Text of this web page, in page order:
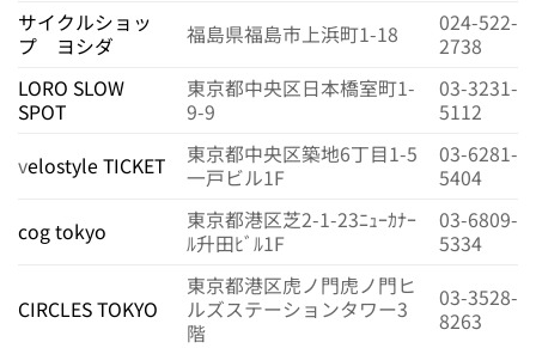
サイクルショッ
プ ヨシダ
福島県福島市上浜町1-18
024-522-
2738
LORO SLOW
SPOT
東京都中央区日本橋室町1-
9-9
03-3231-
5112
velostyle TICKET
東京都中央区築地6丁目1-5
一戸ビル1F
03-6281-
5404
cog tokyo
東京都港区芝2-1-23ﾆｭｰｶﾅｰ
ﾙ升田ﾋﾞﾙ1F
03-6809-
5334
CIRCLES TOKYO
東京都港区虎ノ門虎ノ門ヒ
ルズステーションタワー3
階
03-3528-
8263